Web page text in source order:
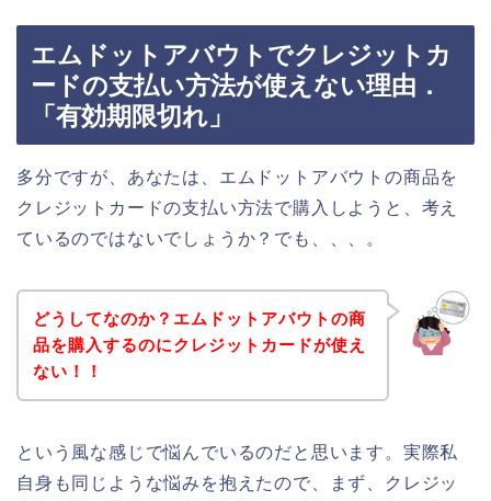
エムドットアバウトでクレジットカ
ードの支払い方法が使えない理由．
「有効期限切れ」
多分ですが、あなたは、エムドットアバウトの商品を
クレジットカードの支払い方法で購入しようと、考え
ているのではないでしょうか？でも、、、。
どうしてなのか？エムドットアバウトの商
品を購入するのにクレジットカードが使え
ない！！
という風な感じで悩んでいるのだと思います。実際私
自身も同じような悩みを抱えたので、まず、クレジッ